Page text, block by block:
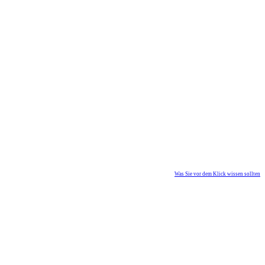
Was Sie vor dem Klick wissen sollten